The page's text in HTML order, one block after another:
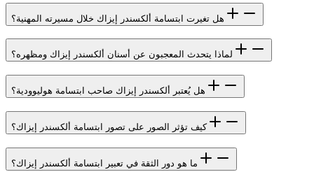
هل تغيرت ابتسامة ألكسندر إيزاك خلال مسيرته المهنية؟
لماذا يتحدث المعجبون عن أسنان ألكسندر إيزاك ومظهره؟
هل يُعتبر ألكسندر إيزاك صاحب ابتسامة هوليوودية؟
كيف تؤثر الصور على تصور ابتسامة ألكسندر إيزاك؟
ما هو دور الثقة في تعبير ابتسامة ألكسندر إيزاك؟